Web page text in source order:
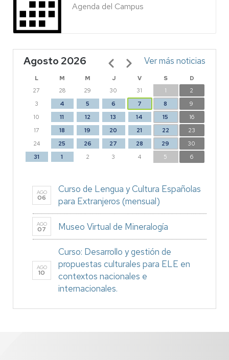
Agenda del Campus
Agosto 2026
L M M J V S
D
27
28 29 30 31 1
2
3
4 5 6 7 8
9
10
11 12 13 14 15
16
17
18 19 20 21 22
23
24
25 26 27 28 29
30
31
1 2 3 4 5 6
Paginación Ver más noticias
AGO
06
Curso de Lengua y Cultura Españolas
para Extranjeros (mensual)
AGO
07 Museo Virtual de Mineralogía
AGO
10
Curso: Desarrollo y gestión de
propuestas culturales para ELE en
contextos nacionales e
internacionales.